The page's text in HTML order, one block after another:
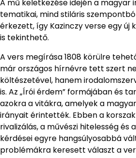
A mű keletkezése idején a magyar
tematikai, mind stiláris
érkezett, így Kazinczy verse egy új
is tekinthető.
A vers megírása 1808 körülre
már országos hírnévre tett szert
költészetével, hanem
is. Az „Írói érdem” formájában és
azokra a vitákra, amelyek a
irányait érintették. Ebben a
rivalizálás, a művészi hitelesség és
kérdései egyre hangsúlyosabbá
problémákra keresett választ a